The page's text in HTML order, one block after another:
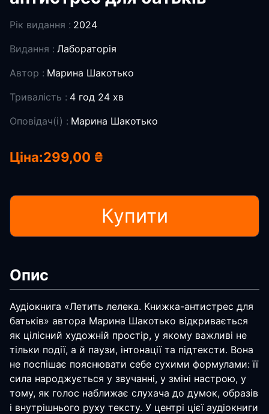
Рік видання : 2024
Видання : Лабораторія
Автор : Марина Шакотько
Тривалість : 4 год 24 хв
Оповідач(і) : Марина Шакотько
Ціна:299,00 ₴
Купити
Опис
Аудіокнига «Летить лелека. Книжка-антистрес для
батьків» автора Марина Шакотько відкривається
як цілісний художній простір, у якому важливі не
тільки події, а й паузи, інтонації та підтексти. Вона
не поспішає пояснювати себе сухими формулами: її
сила народжується у звучанні, у зміні настрою, у
тому, як голос наближає слухача до думок, образів
і внутрішнього руху тексту. У центрі цієї аудіокниги